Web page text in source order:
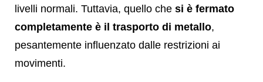
livelli normali. Tuttavia, quello che si è fermato
completamente è il trasporto di metallo,
pesantemente influenzato dalle restrizioni ai
movimenti.